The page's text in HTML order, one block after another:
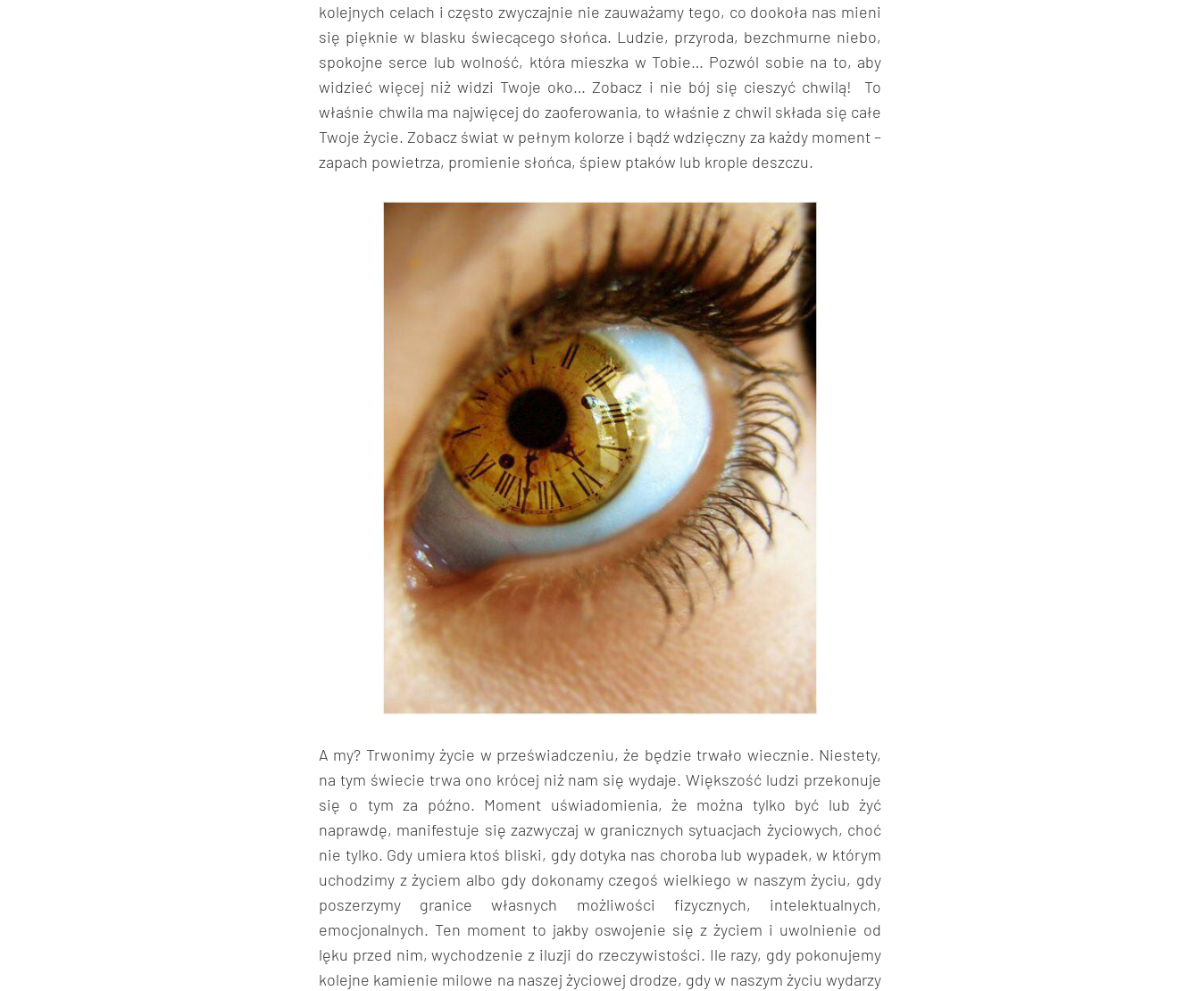
kolejnych celach i często zwyczajnie nie zauważamy tego, co dookoła nas mieni
się pięknie w blasku świecącego słońca. Ludzie, przyroda, bezchmurne niebo,
spokojne serce lub wolność, która mieszka w Tobie… Pozwól sobie na to, aby
widzieć więcej niż widzi Twoje oko… Zobacz i nie bój się cieszyć chwilą! To
właśnie chwila ma najwięcej do zaoferowania, to właśnie z chwil składa się całe
Twoje życie. Zobacz świat w pełnym kolorze i bądź wdzięczny za każdy moment –
zapach powietrza, promienie słońca, śpiew ptaków lub krople deszczu.
A my? Trwonimy życie w przeświadczeniu, że będzie trwało wiecznie. Niestety,
na tym świecie trwa ono krócej niż nam się wydaje. Większość ludzi przekonuje
się o tym za późno. Moment uświadomienia, że można tylko być lub żyć
naprawdę, manifestuje się zazwyczaj w granicznych sytuacjach życiowych, choć
nie tylko. Gdy umiera ktoś bliski, gdy dotyka nas choroba lub wypadek, w którym
uchodzimy z życiem albo gdy dokonamy czegoś wielkiego w naszym życiu, gdy
poszerzymy granice własnych możliwości fizycznych, intelektualnych,
emocjonalnych. Ten moment to jakby oswojenie się z życiem i uwolnienie od
lęku przed nim, wychodzenie z iluzji do rzeczywistości. Ile razy, gdy pokonujemy
kolejne kamienie milowe na naszej życiowej drodze, gdy w naszym życiu wydarzy